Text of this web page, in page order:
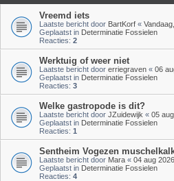
Vreemd iets
Laatste bericht door BartKorf «
Geplaatst in Determinatie Fossielen
Reacties: 2
Werktuig of weer niet
Laatste bericht door erriegraven « 06
Geplaatst in Determinatie Fossielen
Reacties: 3
Welke gastropode is dit?
Laatste bericht door JZuidewijk « 05
Geplaatst in Determinatie Fossielen
Reacties: 1
Sentheim Vogezen
Laatste bericht door Mara « 04 aug
Geplaatst in Determinatie Fossielen
Reacties: 4